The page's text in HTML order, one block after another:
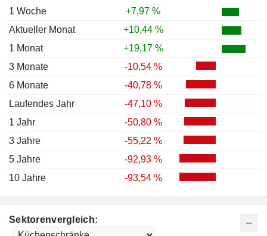
1 Woche
+7,97 %
Aktueller Monat
+10,44 %
1 Monat
+19,17 %
3 Monate
-10,54 %
6 Monate
-40,78 %
Laufendes Jahr
-47,10 %
1 Jahr
-50,80 %
3 Jahre
-55,22 %
5 Jahre
-92,93 %
10 Jahre
-93,54 %
Sektorenvergleich: